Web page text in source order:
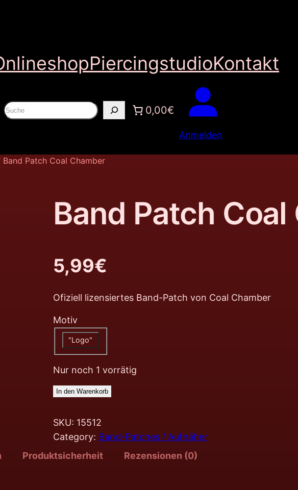
PiercingstudioKontakt
S
u
e
0,00€
Anmelden
Band Patch Coal Chamber
Band Patch
5,99€
Ofiziell lizensiertes Band-Patch von Coal Chamber
Motiv
"Logo"
Nur noch 1 vorrätig
In den Warenkorb
SKU: 15512
Category: Band-Patches / Aufnäher
Produktsicherheit Rezensionen (0)